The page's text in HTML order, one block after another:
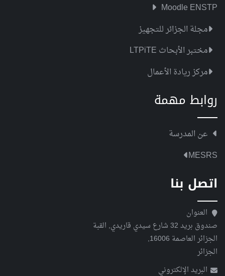
Moodle ENSTP
مجلة الجزائر للتجهيز
مختبر الأبحاث LTPiTE
مركز ريادة الأعمال
روابط مهمة
عن المدرسة
MESRS
اتصل بنا
العنوان
صندوق بريد 32 شارع سيدي قاريدي, القبة
الجزائر العاصمة 16006,
الجزائر
البريد الإلكتروني